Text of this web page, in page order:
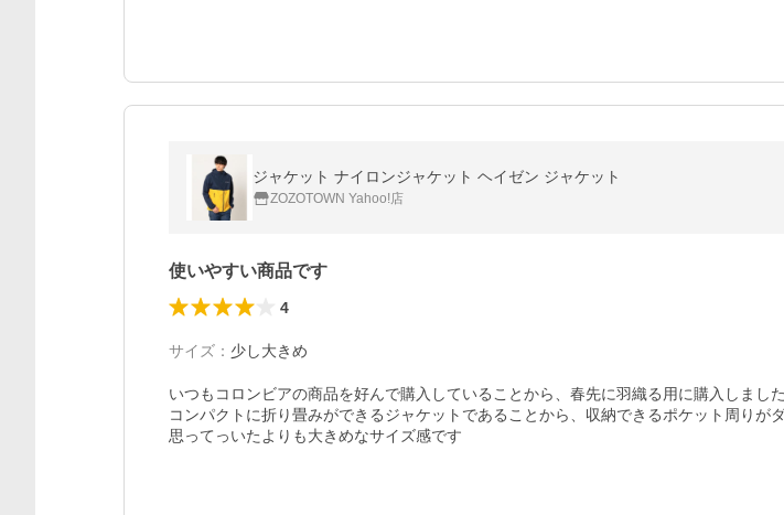
ジャケット ナイロンジャケット ヘイゼン ジャケット
ZOZOTOWN Yahoo!店
使いやすい商品です
4
サイズ ： 少し大きめ
いつもコロンビアの商品を好んで購入していることから、春先に羽織る用に購入しました
コンパクトに折り畳みができるジャケットであることから、収納できるポケット周りが
思ってっいたよりも大きめなサイズ感です